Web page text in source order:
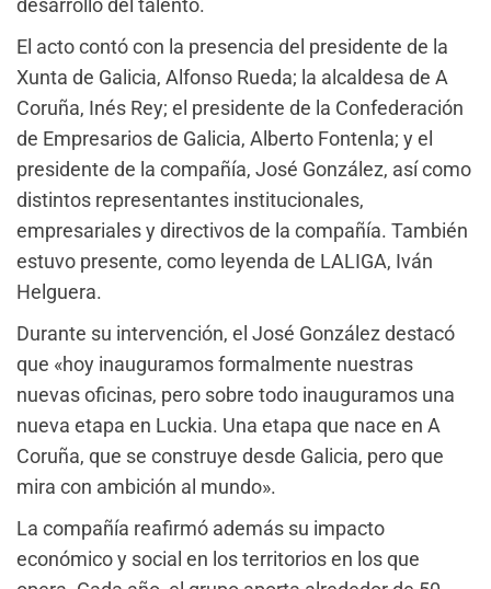
desarrollo del talento.
El acto contó con la presencia del presidente de la
Xunta de Galicia, Alfonso Rueda; la alcaldesa de A
Coruña, Inés Rey; el presidente de la Confederación
de Empresarios de Galicia, Alberto Fontenla; y el
presidente de la compañía, José González, así como
distintos representantes institucionales,
empresariales y directivos de la compañía. También
estuvo presente, como leyenda de LALIGA, Iván
Helguera.
Durante su intervención, el José González destacó
que «hoy inauguramos formalmente nuestras
nuevas oficinas, pero sobre todo inauguramos una
nueva etapa en Luckia. Una etapa que nace en A
Coruña, que se construye desde Galicia, pero que
mira con ambición al mundo».
La compañía reafirmó además su impacto
económico y social en los territorios en los que